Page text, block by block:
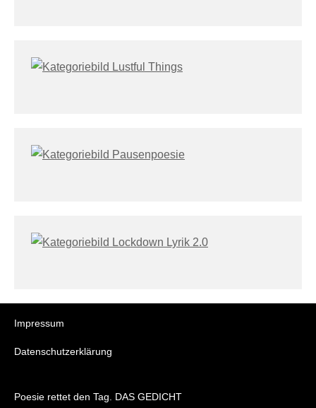
Impressum
Datenschutzerklärung
Poesie rettet den Tag. DAS GEDICHT